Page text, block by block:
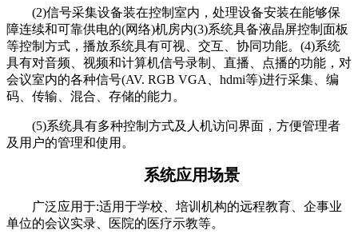
(2)信号采集设备装在控制室内，处理设备安装在能够保
障连续和可靠供电的(网络)机房内(3)系统具备液晶屏控制面板
等控制方式，播放系统具有可视、交互、协同功能。(4)系统
具有对音频、视频和计算机信号录制、直播、点播的功能，对
会议室内的各种信号(AV. RGB VGA、hdmi等)进行采集、编
码、传输、混合、存储的能力。
(5)系统具有多种控制方式及人机访问界面，方便管理者
及用户的管理和使用。
系统应用场景
广泛应用于:适用于学校、培训机构的远程教育、企事业
单位的会议实录、医院的医疗示教等。